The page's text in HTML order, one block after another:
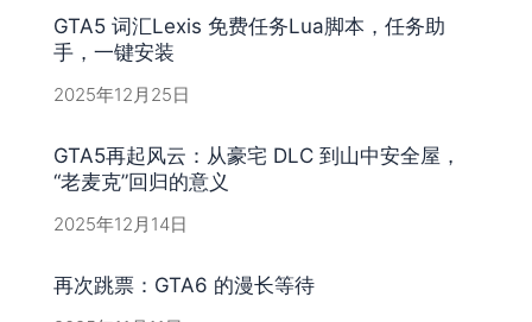
GTA5 词汇Lexis 免费任务Lua脚本，任务助
手，一键安装
2025年12月25日
GTA5再起风云：从豪宅 DLC 到山中安全屋，
“老麦克”回归的意义
2025年12月14日
再次跳票：GTA6 的漫长等待